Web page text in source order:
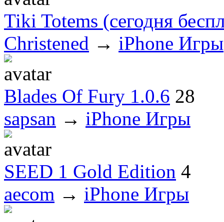
Tiki Totems (сегодня
Christened → iPhone Игры
Blades Of Fury 1.0.6 28
sapsan → iPhone Игры
SEED 1 Gold Edition 4
aecom → iPhone Игры